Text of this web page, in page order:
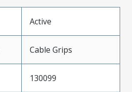
Active
Cable Grips
130099